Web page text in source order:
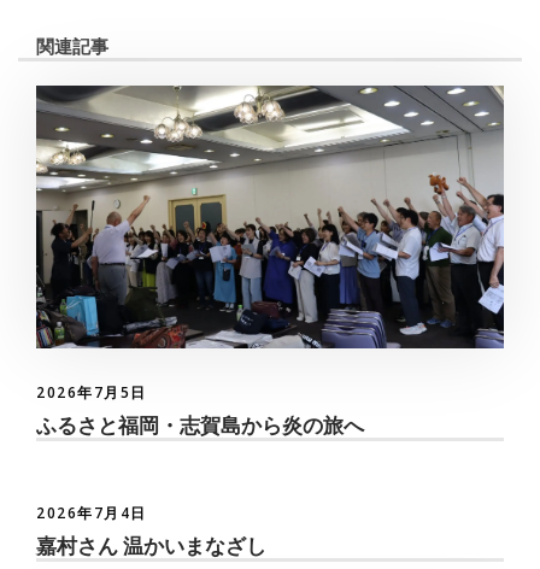
関連記事
2026年7月5日
ふるさと福岡・志賀島から炎の旅へ
2026年7月4日
嘉村さん 温かいまなざし